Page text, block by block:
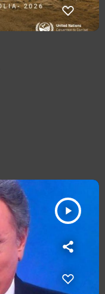
play_arrow